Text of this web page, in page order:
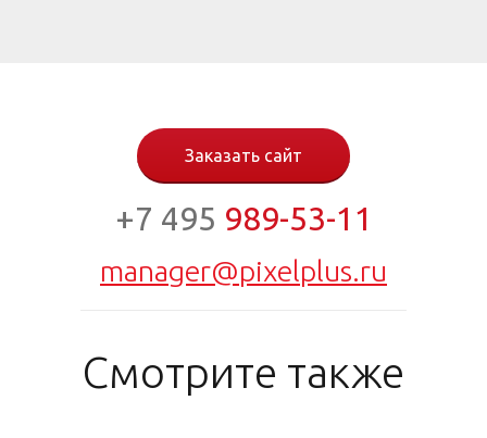
Заказать сайт
+7 495 989-53-11
manager@pixelplus.ru
Смотрите также